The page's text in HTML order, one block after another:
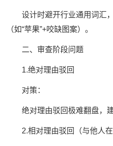
设计时避开行业通用词汇，
（如“苹果”+咬缺图案）。
二、审查阶段问题
1.绝对理由驳回
对策：
绝对理由驳回极难翻盘，建
2.相对理由驳回（与他人在